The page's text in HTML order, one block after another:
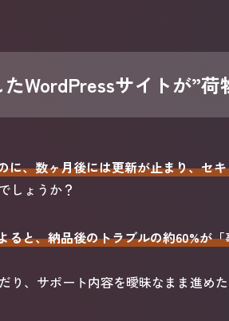
WordPressサイトが”
に、数ヶ月後には更新が止まり、セ
しょうか？
ると、納品後のトラブルの約60%が
り、サポート内容を曖昧なまま進め